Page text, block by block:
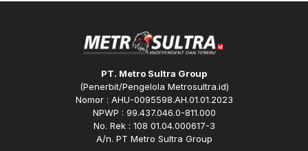
PT. Metro Sultra Group
(Penerbit/Pengelola Metrosultra.id)
Nomor : AHU-0095598.AH.01.01.2023
NPWP : 99.437.046.0-811.000
No. Rek : 108 01.04.000617-3
A/n. PT Metro Sultra Group